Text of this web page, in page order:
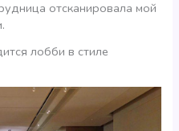
отсканировала мой
лобби в стиле